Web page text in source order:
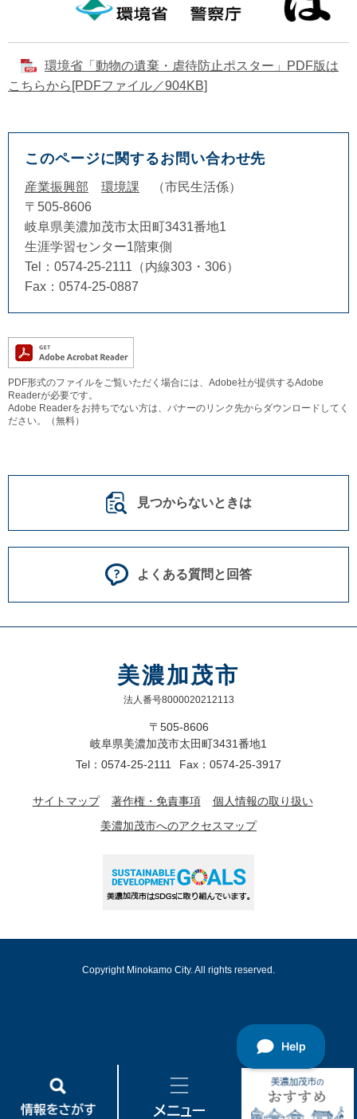
環境省「動物の遺棄・虐待防止ポスター」PDF版は
こちらから[PDFファイル／904KB]
このページに関するお問い合わせ先
産業振興部 環境課
市民生活係
〒505-8606
岐阜県美濃加茂市太田町3431番地1
生涯学習センター1階東側
Tel：0574-25-2111（内線303・306）
Fax：0574-25-0887
PDF形式のファイルをご覧いただく場合には、Adobe社が提供するAdobe
Readerが必要です。
Adobe Readerをお持ちでない方は、バナーのリンク先からダウンロードしてく
ださい。（無料）
見つからないときは
よくある質問と回答
美濃加茂市
法人番号8000020212113
〒505-8606
岐阜県美濃加茂市太田町3431番地1
Tel：0574-25-2111
Fax：0574-25-3917
サイトマップ 著作権・免責事項
個人情報の取り扱い
美濃加茂市へのアクセスマップ
Copyright Minokamo City. All rights reserved.